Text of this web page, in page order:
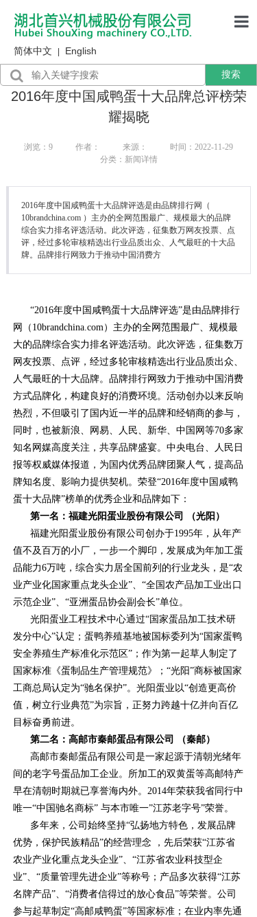
简体中文 English
行业资讯
搜索
2016年度中国咸鸭蛋十大品牌总评榜荣
耀揭晓
浏览： 9 作者： 来源：
时间：2022-11-29
分类：新闻详情
2016年度中国咸鸭蛋十大品牌评选是由品牌排行网（
10brandchina.com ）主办的全网范围最广、规模最大的品牌
综合实力排名评选活动。此次评选，征集数万网友投票、点
评，经过多轮审核精选出行业品质出众、人气最旺的十大品
牌。品牌排行网致力于推动中国消费方
“2016年度中国咸鸭蛋十大品牌评选”是由品牌排行
网（10brandchina.com）主办的全网范围最广、规模最
大的品牌综合实力排名评选活动。此次评选，征集数万
网友投票、点评，经过多轮审核精选出行业品质出众、
人气最旺的十大品牌。品牌排行网致力于推动中国消费
方式品牌化，构建良好的消费环境。活动创办以来反响
热烈，不但吸引了国内近一半的品牌和经销商的参与，
同时，也被新浪、网易、人民、新华、中国网等70多家
知名网媒高度关注，共享品牌盛宴。中央电台、人民日
报等权威媒体报道，为国内优秀品牌团聚人气，提高品
牌知名度、影响力提供契机。荣登“2016年度中国咸鸭
蛋十大品牌”榜单的优秀企业和品牌如下：
第一名：福建光阳蛋业股份有限公司 （光阳）
福建光阳蛋业股份有限公司创办于1995年，从年产
值不及百万的小厂，一步一个脚印，发展成为年加工蛋
品能力6万吨，综合实力居全国前列的行业龙头，是“农
业产业化国家重点龙头企业”、“全国农产品加工业出口
示范企业”、“亚洲蛋品协会副会长”单位。
光阳蛋业工程技术中心通过“国家蛋品加工技术研
发分中心”认定；蛋鸭养殖基地被国标委列为“国家蛋鸭
安全养殖生产标准化示范区”；作为第一起草人制定了
国家标准《蛋制品生产管理规范》；“光阳”商标被国家
工商总局认定为“驰名保护”。光阳蛋业以“创造更高价
值，树立行业典范”为宗旨，正努力跨越十亿并向百亿
目标奋勇前进。
第二名：高邮市秦邮蛋品有限公司 （秦邮）
高邮市秦邮蛋品有限公司是一家起源于清朝光绪年
间的老字号蛋品加工企业。所加工的双黄蛋等高邮特产
早在清朝时期就已享誉海内外。2014年荣获我省同行中
唯一“中国驰名商标” 与本市唯一”江苏老字号”荣誉。
多年来，公司始终坚持“弘扬地方特色，发展品牌
优势，保护民族精品”的经营理念 ，先后荣获“江苏省
农业产业化重点龙头企业”、“江苏省农业科技型企
业”、“质量管理先进企业”等称号；产品多次获得“江苏
名牌产品”、“消费者信得过的放心食品”等荣誉。公司
参与起草制定“高邮咸鸭蛋”等国家标准；在业内率先通